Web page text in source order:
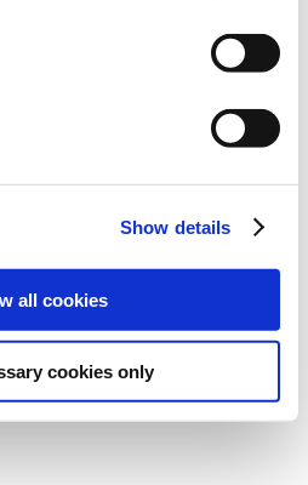
Show details
all cookies
cookies only